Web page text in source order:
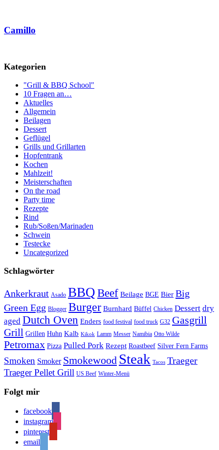
Camillo
Kategorien
"Grill & BBQ School"
10 Fragen an…
Aktuelles
Allgemein
Beilagen
Dessert
Geflügel
Grills und Grillarten
Hopfentrank
Kochen
Mahlzeit!
Meisterschaften
On the road
Party time
Rezepte
Rind
Rub/Soßen/Marinaden
Schwein
Testecke
Uncategorized
Schlagwörter
Ankerkraut Asado BBQBeef Beilage BGE Bier Big
Green Egg Blogger Burger Burnhard Büffel Chicken Dessert dry
aged Dutch Oven Enders food festival food truck G32 Gasgrill
Grill Grillen Huhn Kalb Kikok Lamm Messer Namibia Otto Wilde
Petromax Pizza Pulled Pork Rezept Roastbeef Silver Fern Farms
Smoken Smoker Smokewood Steak Tacos Traeger
Traeger Pellet Grill US Beef Winter-Menü
Folgt mir
facebook
instagram
pinterest
email